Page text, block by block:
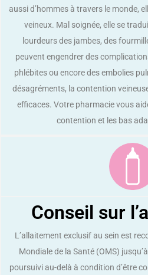
aussi d’hommes à travers le monde,
veineux. Mal soignée, elle se
lourdeurs des jambes, des
peuvent engendrer des
phlébites ou encore des embolies
désagréments, la contention
efficaces. Votre pharmacie vous
contention et les bas
Conseil sur
L’allaitement exclusif au sein est
Mondiale de la Santé (OMS)
poursuivi au-delà à condition d’être